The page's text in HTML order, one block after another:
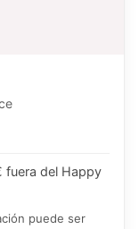
fuera del Happy
puede ser